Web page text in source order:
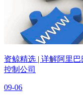
资鲸精选 | 详解阿里
控制公司
09-06